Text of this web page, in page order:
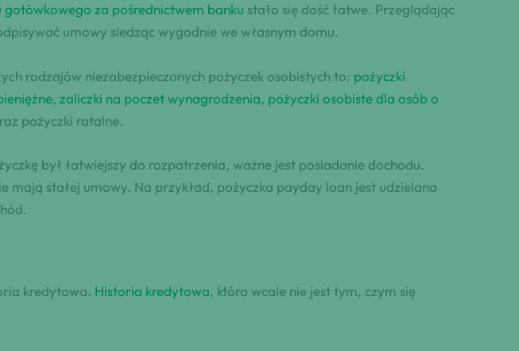
gotówkowego za pośrednictwem banku stało się dość łatwe. Przeglądając
umowy siedząc wygodnie we własnym domu.
rodzajów niezabezpieczonych pożyczek osobistych to: pożyczki
zaliczki na poczet wynagrodzenia, pożyczki osobiste dla osób o
pożyczki ratalne.
był łatwiejszy do rozpatrzenia, ważne jest posiadanie dochodu.
mają stałej umowy. Na przykład, pożyczka payday loan jest udzielana
kredytowa. Historia kredytowa, która wcale nie jest tym, czym się